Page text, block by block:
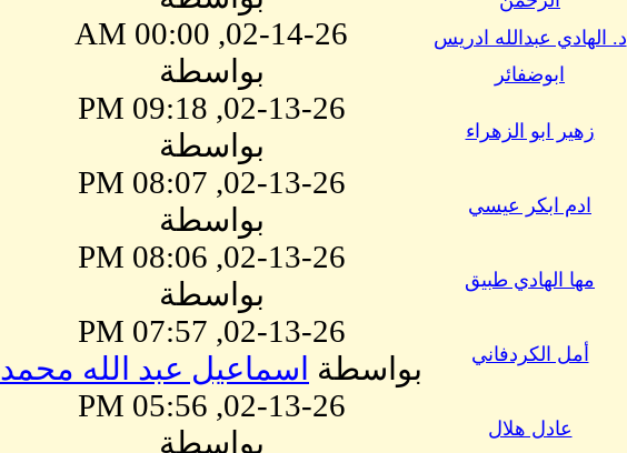
د. الهادي عبدالله ادريس
ابوضفائر
02-14-26, 00:00 AM
بواسطة
زهير ابو الزهراء
02-13-26, 09:18 PM
بواسطة
ادم ابكر عيسي
02-13-26, 08:07 PM
بواسطة
مها الهادي طبيق
02-13-26, 08:06 PM
بواسطة
أمل الكردفاني
02-13-26, 07:57 PM
بواسطة اسماعيل عبد الله محمد
عادل هلال
02-13-26, 05:56 PM
بواسطة